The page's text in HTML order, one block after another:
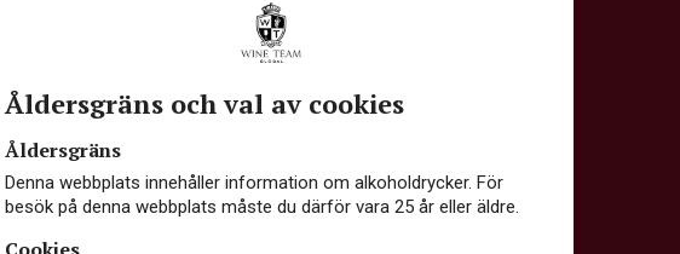
Åldersgräns och val av cookies
Åldersgräns
Denna webbplats innehåller information om alkoholdrycker. För
besök på denna webbplats måste du därför vara 25 år eller äldre.